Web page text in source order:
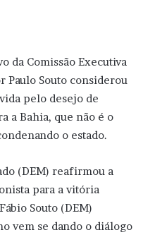
da Comissão Executiva
Paulo Souto considerou
pelo desejo de
a Bahia, que não é o
o estado.
(DEM) reafirmou a
para a vitória
Souto (DEM)
vem se dando o diálogo